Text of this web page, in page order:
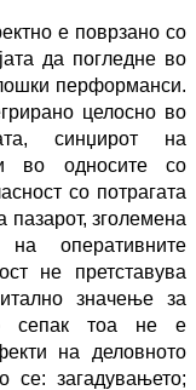
е поврзано со
да погледне во
перформанси.
целосно во
синџирот на
во односите со
со потрагата
пазарот, зголемена
оперативните
не претставува
значење за
сепак тоа не е
на деловното
се: загадувањето;